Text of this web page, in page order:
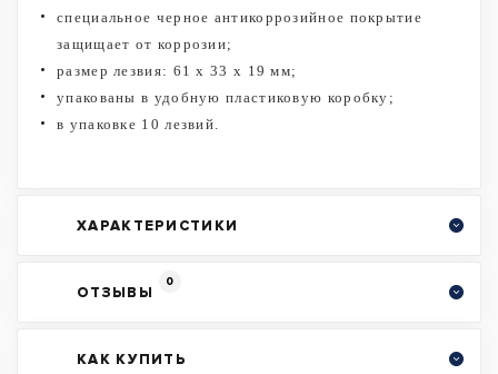
специальное черное антикоррозийное покрытие
защищает от коррозии;
размер лезвия: 61 x 33 x 19 мм;
упакованы в удобную пластиковую коробку;
в упаковке 10 лезвий.
ХАРАКТЕРИСТИКИ
ОТЗЫВЫ
0
КАК КУПИТЬ